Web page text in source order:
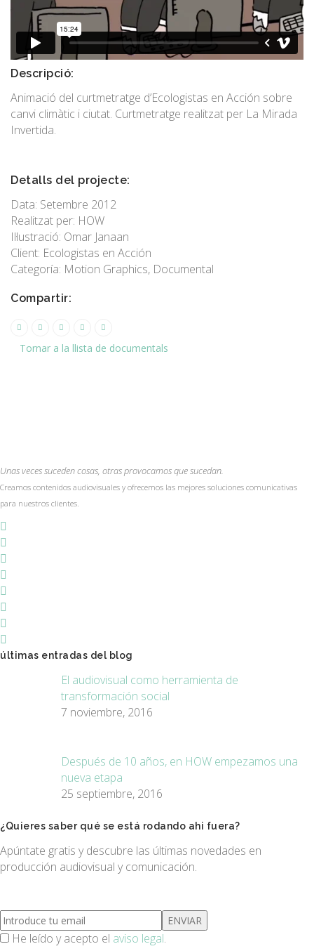
Descripció:
Animació del curtmetratge d’Ecologistas en Acción sobre
canvi climàtic i ciutat. Curtmetratge realitzat per La Mirada
Invertida.
Detalls del projecte:
Data: Setembre 2012
Realitzat per: HOW
Il·lustració: Omar Janaan
Client: Ecologistas en Acción
Categoría: Motion Graphics, Documental
Compartir:
Tornar a la llista de documentals
Unas veces suceden cosas, otras provocamos que sucedan.
Creamos contenidos audiovisuales y ofrecemos las mejores soluciones comunicativas
para nuestros clientes.
últimas entradas del blog
El audiovisual como herramienta de
transformación social
7 noviembre, 2016
Después de 10 años, en HOW empezamos una
nueva etapa
25 septiembre, 2016
¿Quieres saber qué se está rodando ahi fuera?
Apúntate gratis y descubre las últimas novedades en
producción audiovisual y comunicación.
He leído y acepto el aviso legal.